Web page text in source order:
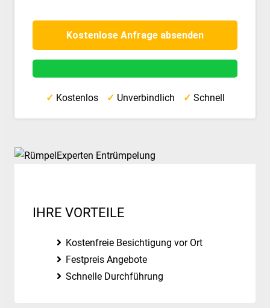
✓ Kostenlos ✓ Unverbindlich ✓ Schnell
IHRE VORTEILE
Kostenfreie Besichtigung vor Ort
Festpreis Angebote
Schnelle Durchführung